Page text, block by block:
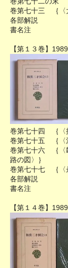
巻第七十三 ｛〈
各部解説
書名注
【第１３巻】
巻第七十四 ｛〈
巻第七十五 ｛〈
巻第七十六 ｛〈
路の図〉｝
巻第七十七 ｛〈
各部解説
書名注
【第１４巻】